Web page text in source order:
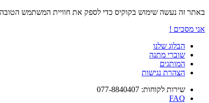
באתר זה נעשה שימוש בקוקיס כדי לספק את חוויית המשתמש
אני מסכים !
הבלוג שלנו
שוברי מתנה
המותגים
הצהרת נגישות
שירות לקוחות: 077-8840407
FAQ